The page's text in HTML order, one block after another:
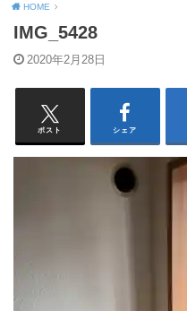
HOME
IMG_5428
2020年2月28日
ポスト シェア